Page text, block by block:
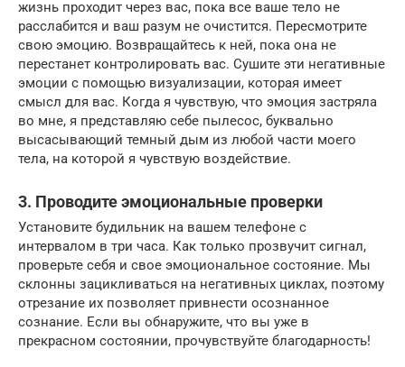
жизнь проходит через вас, пока все ваше тело не
расслабится и ваш разум не очистится. Пересмотрите
свою эмоцию. Возвращайтесь к ней, пока она не
перестанет контролировать вас. Сушите эти негативные
эмоции с помощью визуализации, которая имеет
смысл для вас. Когда я чувствую, что эмоция застряла
во мне, я представляю себе пылесос, буквально
высасывающий темный дым из любой части моего
тела, на которой я чувствую воздействие.
3. Проводите эмоциональные проверки
Установите будильник на вашем телефоне с
интервалом в три часа. Как только прозвучит сигнал,
проверьте себя и свое эмоциональное состояние. Мы
склонны зацикливаться на негативных циклах, поэтому
отрезание их позволяет привнести осознанное
сознание. Если вы обнаружите, что вы уже в
прекрасном состоянии, прочувствуйте благодарность!